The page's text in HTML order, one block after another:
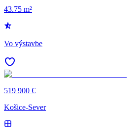
43.75 m²
Vo výstavbe
519 900 €
Košice-Sever